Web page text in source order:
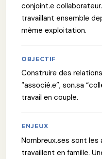
conjoint.e
travaillant ensemble
même exploitation.
OBJECTIF
Construire des
“associé.e”, son.sa
travail en couple.
ENJEUX
Nombreux.ses sont les
travaillent en famille.